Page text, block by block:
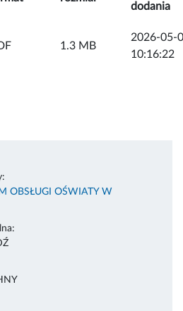
dodania
ZAŁĄCZNIK1.3 MB
2026-05-
10:16:22
OBSŁUGI OŚWIATY W